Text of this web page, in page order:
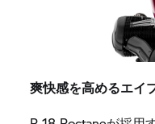
爽快感を高めるエイ